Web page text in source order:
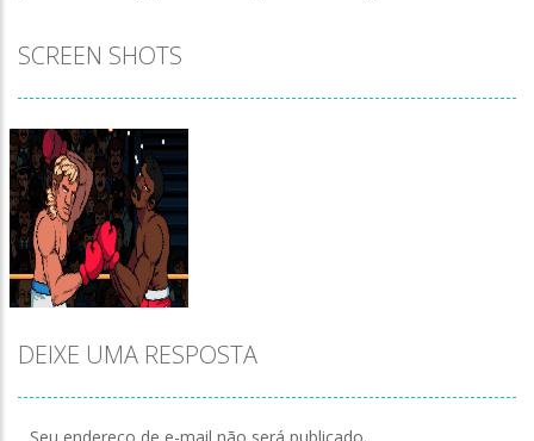
SCREEN SHOTS
DEIXE UMA RESPOSTA